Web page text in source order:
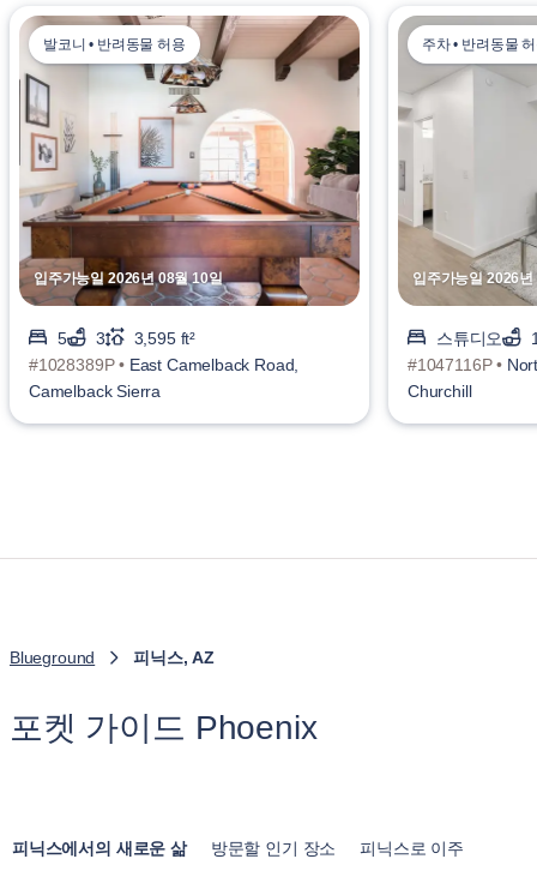
입주가능일 2026년 08월 10일
발코니 • 반려동물 허용
5 3
3,595 ft²
#1028389P • East Camelback Road,
Camelback Sierra
입주가능일 2026
주차 • 반려동물
스튜디오
#1047116P •
Churchill
Blueground 피닉스, AZ
포켓 가이드 Phoenix
피닉스에서의 새로운 삶 방문할 인기 장소 피닉스로 이주